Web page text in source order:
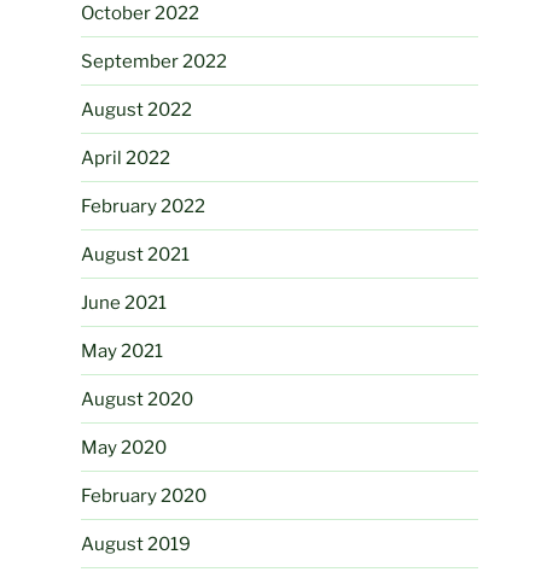
October 2022
September 2022
August 2022
April 2022
February 2022
August 2021
June 2021
May 2021
August 2020
May 2020
February 2020
August 2019